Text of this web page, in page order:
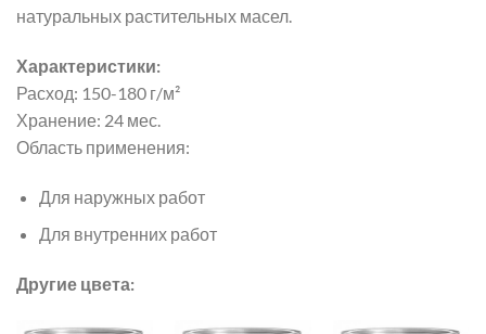
натуральных растительных масел.
Характеристики:
Расход: 150-180 г/м²
Хранение: 24 мес.
Область применения:
Для наружных работ
Для внутренних работ
Другие цвета: